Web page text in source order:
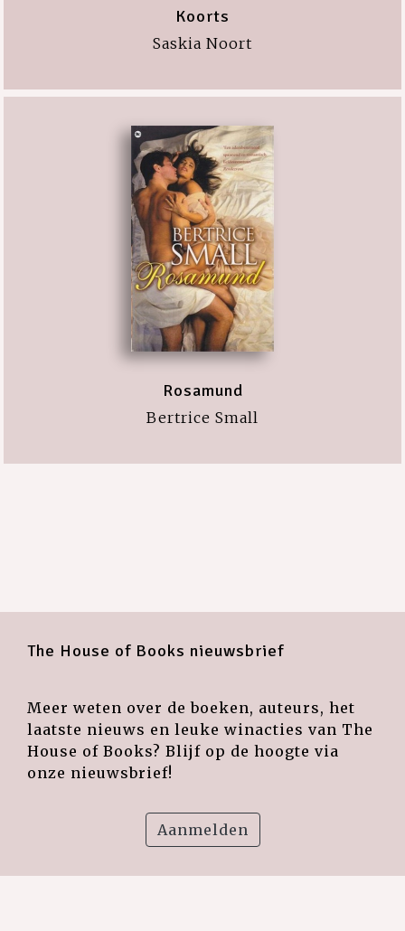
Koorts
Saskia Noort
Rosamund
Bertrice Small
The House of Books nieuwsbrief
Meer weten over de boeken, auteurs, het
laatste nieuws en leuke winacties van The
House of Books? Blijf op de hoogte via
onze nieuwsbrief!
Aanmelden